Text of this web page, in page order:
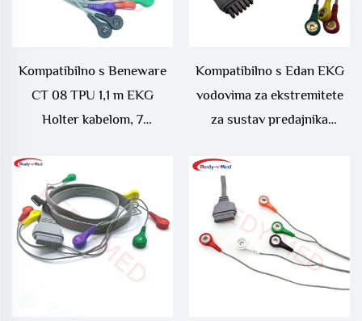
Kompatibilno s Beneware
CT 08 TPU 1,1 m EKG
Holter kabelom, 7
Kompatibilno s Edan EKG
vodovima za ekstremitete
za sustav predajnika